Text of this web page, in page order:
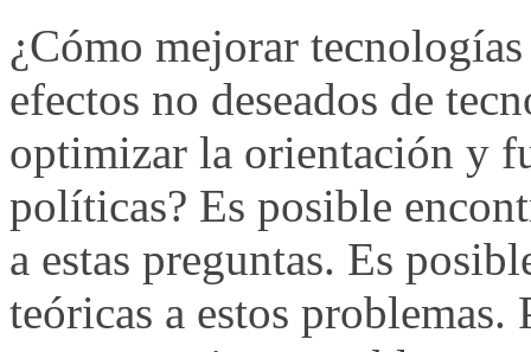
¿Cómo mejorar
efectos no deseados de
optimizar la orientación y
políticas? Es posible
a estas preguntas. Es
teóricas a estos problemas.